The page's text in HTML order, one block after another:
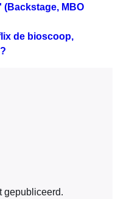
(Backstage, MBO
de bioscoop,